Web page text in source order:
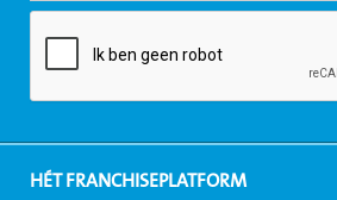
HÉT FRANCHISEPLATFORM